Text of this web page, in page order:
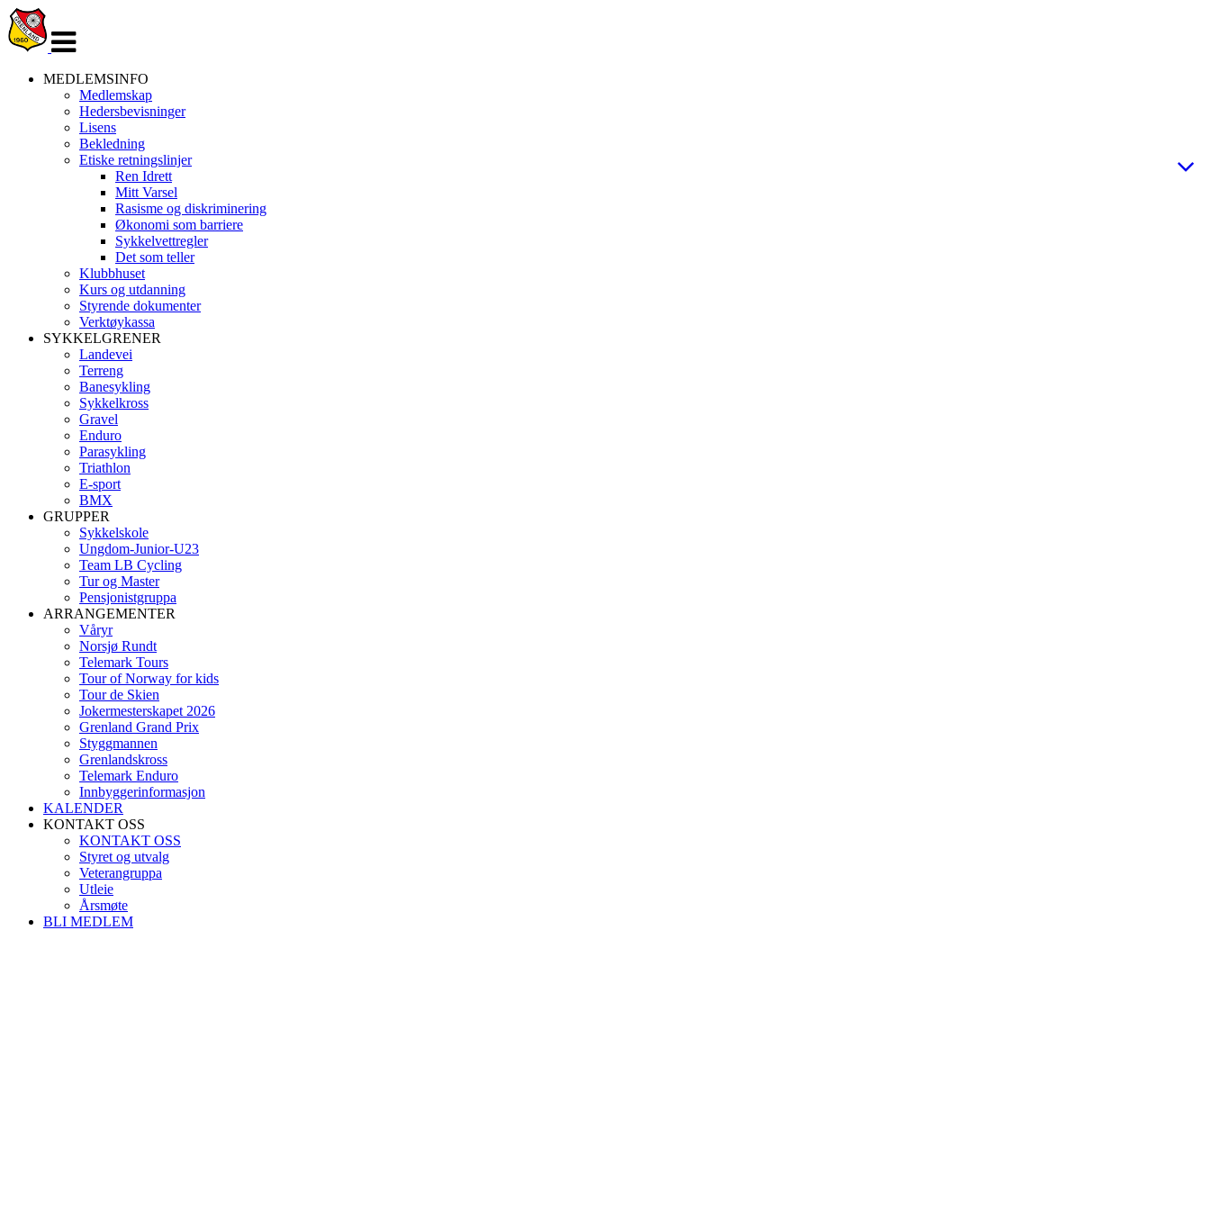
navigasjon
MEDLEMSINFO
Medlemskap
Hedersbevisninger
Lisens
Bekledning
Etiske retningslinjer
Ren Idrett
Mitt Varsel
Rasisme og diskriminering
Økonomi som barriere
Sykkelvettregler
Det som teller
Klubbhuset
Kurs og utdanning
Styrende dokumenter
Verktøykassa
SYKKELGRENER
Landevei
Terreng
Banesykling
Sykkelkross
Gravel
Enduro
Parasykling
Triathlon
E-sport
BMX
GRUPPER
Sykkelskole
Ungdom-Junior-U23
Team LB Cycling
Tur og Master
Pensjonistgruppa
ARRANGEMENTER
Våryr
Norsjø Rundt
Telemark Tours
Tour of Norway for kids
Tour de Skien
Jokermesterskapet 2026
Grenland Grand Prix
Styggmannen
Grenlandskross
Telemark Enduro
Innbyggerinformasjon
KALENDER
KONTAKT OSS
KONTAKT OSS
Styret og utvalg
Veterangruppa
Utleie
Årsmøte
BLI MEDLEM